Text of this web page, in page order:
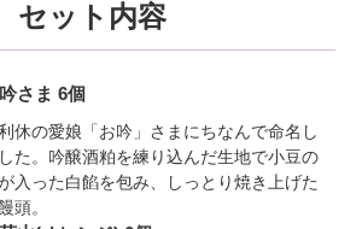
セット内容
さま 6個
休の愛娘「お吟」さまにちなんで命名し
た。吟醸酒粕を練り込んだ生地で小豆の
入った白餡を包み、しっとり焼き上げた
頭。